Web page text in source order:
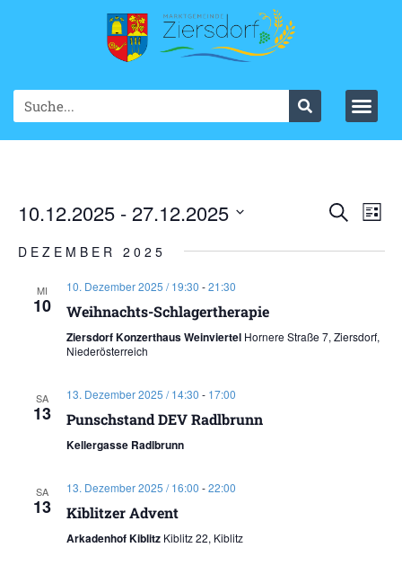
SucheList
10.12.2025 - 27.12.2025
wählen.
DEZEMBER 2025
MI
10
10. Dezember 2025 / 19:30 -21:30
Weihnachts-Schlagertherapie
Ziersdorf Konzerthaus Weinviertel Hornere Straße 7, Ziersdorf,
Niederösterreich
SA
13
13. Dezember 2025 / 14:30 - 17:00
Punschstand DEV Radlbrunn
Kellergasse Radlbrunn
SA
13
13. Dezember 2025 / 16:00 -22:00
Kiblitzer Advent
Arkadenhof Kiblitz Kiblitz 22, Kiblitz